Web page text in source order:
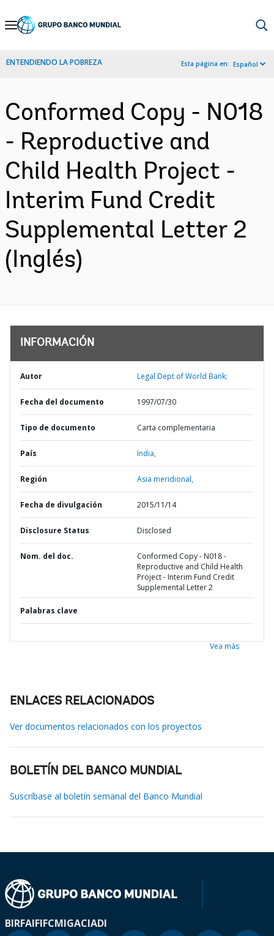
Skip
Navigation
ENTENDIENDO LA POBREZA Esta página en: Español
Conformed Copy - N018
- Reproductive and
Child Health Project -
Interim Fund Credit
Supplemental Letter 2
(Inglés)
INFORMACIÓN
Autor Legal Dept of World Bank;
Fecha del documento 1997/07/30
Tipo de documento Carta complementaria
País India,
Región Asia meridional,
Fecha de divulgación 2015/11/14
Disclosure Status Disclosed
Nom. del doc.
Conformed Copy - N018 -
Reproductive and Child Health
Project - Interim Fund Credit
Supplemental Letter 2
Palabras clave
Vea más
ENLACES RELACIONADOS
Ver documentos relacionados con los proyectos
BOLETÍN DEL BANCO MUNDIAL
Suscríbase al boletín semanal del Banco Mundial
BIRFAIFIFCMIGACIADI